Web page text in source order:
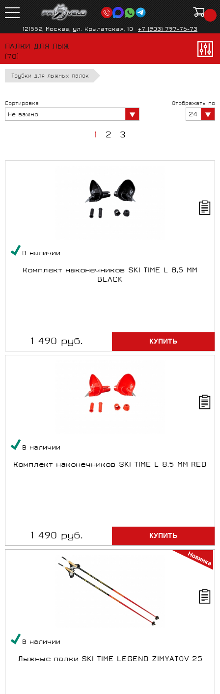
121552, Москва, ул. Крылатская, 10 +7 (903) 797-76-73
ПАЛКИ ДЛЯ ЛЫЖ
(70)
Трубки для лыжных палок
Сортировка
Не важно
Отображать по
24
1 2 3
В наличии
Комплект наконечников SKI TIME L 8,5 MM
BLACK
1 490 руб.
В наличии
Комплект наконечников SKI TIME L 8,5 MM RED
1 490 руб.
В наличии
Лыжные палки SKI TIME LEGEND ZIMYATOV 25